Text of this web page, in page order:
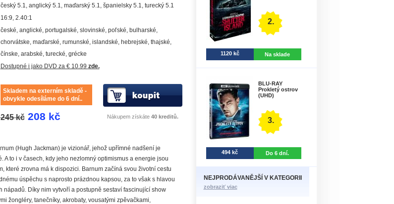
český 5.1, anglický 5.1, maďarský 5.1, španielsky 5.1, turecký 5.1
16:9, 2.40:1
české, anglické, portugalské, slovinské, poľské, bulharské,
chorvátske, maďarské, rumunské, islandské, hebrejské, thajské,
čínske, arabské, turecké, grécke
Dostupné i jako DVD za € 10.99 zde.
Skladem na externím skladě -
obvykle odesíláme do 6 dní..
245 kč 208 kč Nákupem získáte 40 kreditů.
(Hugh Jackman) je vizionář, jehož upřímné nadšení je
A to i v časech, kdy jeho nezlomný optimismus a energie jsou
které zrovna má k dispozici. Barnum začíná svou životní cestu
úspěchu s naprosto prázdnou kapsou, za to však s hlavou
nápadů. Díky nim vytvoří a postupně sestaví fascinující show
žongléry, tanečníky, akrobaty, vousatými zpěvačkami,
2.
1120 kč Na sklade
BLU-RAY
Prokletý ostrov
(UHD)
3.
494 kč Do 6 dní.
NEJPRODÁVANĚJŠÍ V KATEGORII
zobraziť viac